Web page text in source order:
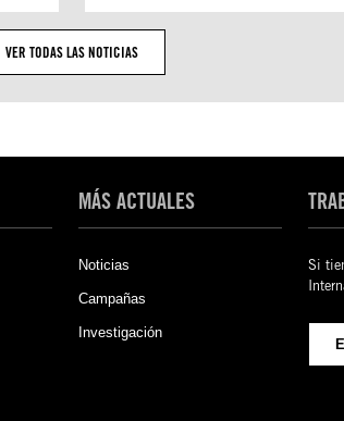
VER TODAS LAS NOTICIAS
MÁS ACTUALES
Noticias
Campañas
Investigación
Si